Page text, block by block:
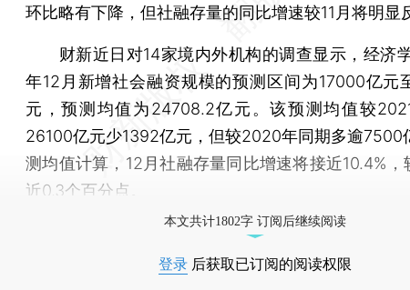
环比略有下降，但社融存量的同比增速较11月将明显
财新近日对14家境内外机构的调查显示，经济
年12月新增社会融资规模的预测区间为17000亿元
元，预测均值为24708.2亿元。该预测均值较
26100亿元少1392亿元，但较2020年同期多逾7500
测均值计算，12月社融存量同比增速将接近10.4%，
近0.3个百分点。
本文共计1802字 订阅后继续阅读
登录 后获取已订阅的阅读权限